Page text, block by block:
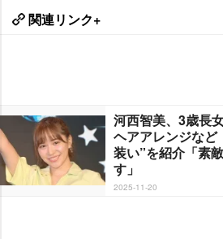
関連リンク+
河西智美、3歳長
ヘアアレンジな
装い”を紹介「素
す」
2025-11-20